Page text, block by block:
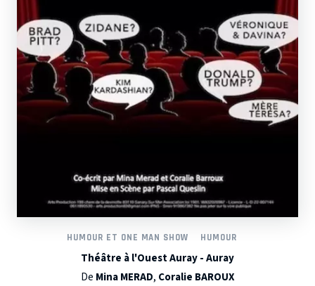
HUMOUR ET ONE MAN SHOW HUMOUR
Théâtre à l'Ouest Auray - Auray
De Mina MERAD, Coralie BAROUX